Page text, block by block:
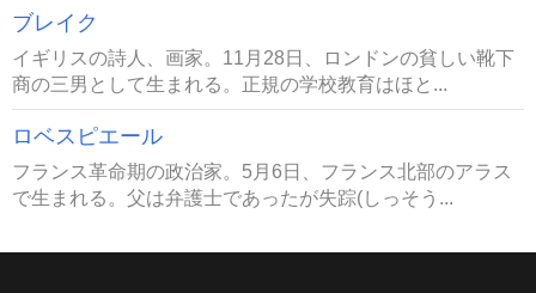
ブレイク
イギリスの詩人、画家。11月28日、ロンドンの貧しい靴下
商の三男として生まれる。正規の学校教育はほと...
ロベスピエール
フランス革命期の政治家。5月6日、フランス北部のアラス
で生まれる。父は弁護士であったが失踪(しっそう...